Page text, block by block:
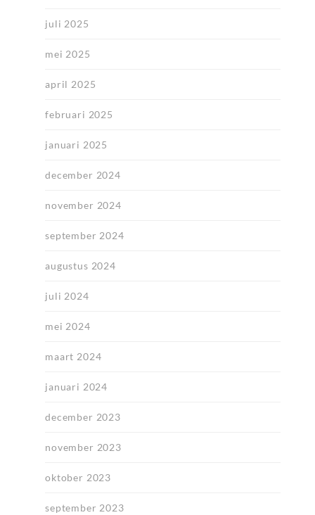
juli 2025
mei 2025
april 2025
februari 2025
januari 2025
december 2024
november 2024
september 2024
augustus 2024
juli 2024
mei 2024
maart 2024
januari 2024
december 2023
november 2023
oktober 2023
september 2023